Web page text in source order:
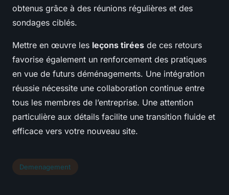
obtenus grâce à des réunions régulières et des
sondages ciblés.
Mettre en œuvre les leçons tirées de ces retours
favorise également un renforcement des pratiques
en vue de futurs déménagements. Une intégration
réussie nécessite une collaboration continue entre
tous les membres de l’entreprise. Une attention
particulière aux détails facilite une transition fluide et
efficace vers votre nouveau site.
Demenagement